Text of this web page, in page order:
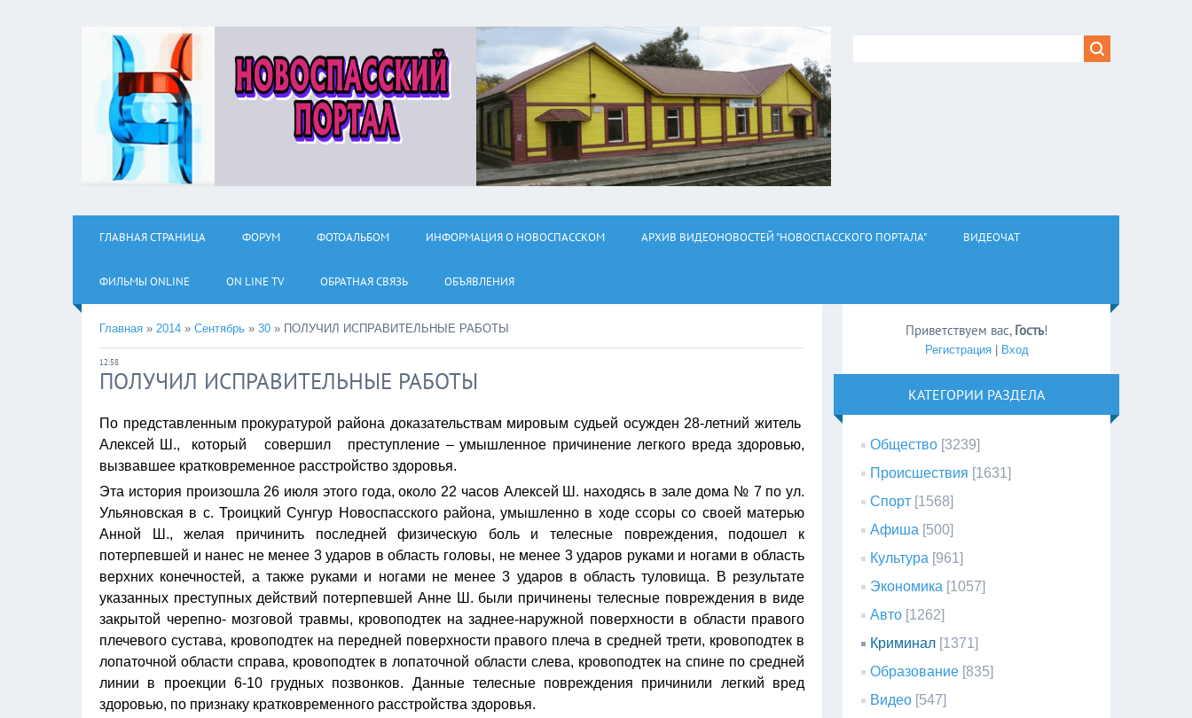
ГЛАВНАЯ СТРАНИЦА ФОРУМ ФОТОАЛЬБОМ ИНФОРМАЦИЯ О НОВОСПАССКОМ АРХИВ ВИДЕОНОВОСТЕЙ "НОВОСПАССКОГО ПОРТАЛА" ВИДЕОЧАТ
ФИЛЬМЫ ОNLINE ON LINE TV ОБРАТНАЯ СВЯЗЬ ОБЪЯВЛЕНИЯ
Главная » 2014 » Сентябрь » 30 » ПОЛУЧИЛ ИСПРАВИТЕЛЬНЫЕ РАБОТЫ
12:58
ПОЛУЧИЛ ИСПРАВИТЕЛЬНЫЕ РАБОТЫ
По представленным прокуратурой района доказательствам мировым судьей осужден 28-летний житель
Алексей Ш., который совершил преступление – умышленное причинение легкого вреда здоровью,
вызвавшее кратковременное расстройство здоровья.
Эта история произошла 26 июля этого года, около 22 часов Алексей Ш. находясь в зале дома № 7 по ул.
Ульяновская в с. Троицкий Сунгур Новоспасского района, умышленно в ходе ссоры со своей матерью
Анной Ш., желая причинить последней физическую боль и телесные повреждения, подошел к
потерпевшей и нанес не менее 3 ударов в область головы, не менее 3 ударов руками и ногами в область
верхних конечностей, а также руками и ногами не менее 3 ударов в область туловища. В результате
указанных преступных действий потерпевшей Анне Ш. были причинены телесные повреждения в виде
закрытой черепно- мозговой травмы, кровоподтек на заднее-наружной поверхности в области правого
плечевого сустава, кровоподтек на передней поверхности правого плеча в средней трети, кровоподтек в
лопаточной области справа, кровоподтек в лопаточной области слева, кровоподтек на спине по средней
линии в проекции 6-10 грудных позвонков. Данные телесные повреждения причинили легкий вред
здоровью, по признаку кратковременного расстройства здоровья.
Приветствуем вас, Гость!
Регистрация| Вход
КАТЕГОРИИ РАЗДЕЛА
Общество [3239]
Происшествия [1631]
Спорт [1568]
Афиша [500]
Культура [961]
Экономика [1057]
Авто [1262]
Криминал [1371]
Образование [835]
Видео [547]